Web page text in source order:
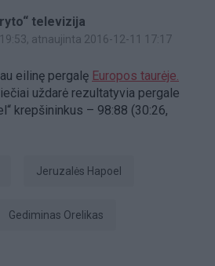
televizija
, atnaujinta 2016-12-11 17:17
eilinę pergalę Europos taurėje.
uždarė rezultatyvia pergale
krepšininkus – 98:88 (30:26,
Jeruzalės Hapoel
Gediminas Orelikas